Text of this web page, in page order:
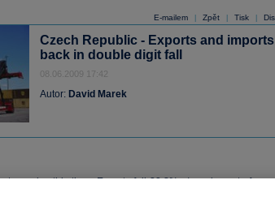
E-mailem Zpět Tisk
Czech Republic - Exports and imports
back in double digit fall
08.06.2009 17:42
Autor: David Marek
surprise this time. Exports fell 22.8% y/y as impact of car